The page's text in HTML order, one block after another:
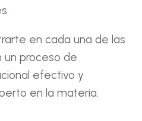
en cada una de las
proceso de
efectivo y
en la materia.